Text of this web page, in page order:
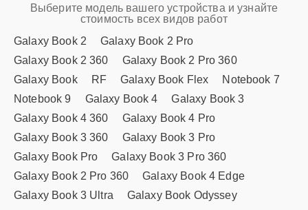
Выберите модель вашего устройства и узнайте
стоимость всех видов работ
Galaxy Book 2
Galaxy Book 2 Pro
Galaxy Book 2 360
Galaxy Book 2 Pro 360
Galaxy Book
RF Galaxy Book Flex
Notebook 7
Notebook 9
Galaxy Book 4
Galaxy Book 3
Galaxy Book 4 360
Galaxy Book 4 Pro
Galaxy Book 3 360
Galaxy Book 3 Pro
Galaxy Book Pro
Galaxy Book 3 Pro 360
Galaxy Book 2 Pro 360
Galaxy Book 4 Edge
Galaxy Book 3 Ultra
Galaxy Book Odyssey